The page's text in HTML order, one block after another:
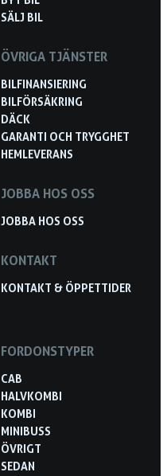
SÄLJ BIL
ÖVRIGA TJÄNSTER
BILFINANSIERING
BILFÖRSÄKRING
DÄCK
GARANTI OCH TRYGGHET
HEMLEVERANS
JOBBA HOS OSS
JOBBA HOS OSS
KONTAKT
KONTAKT & ÖPPETTIDER
FORDONSTYPER
CAB
HALVKOMBI
KOMBI
MINIBUSS
ÖVRIGT
SEDAN